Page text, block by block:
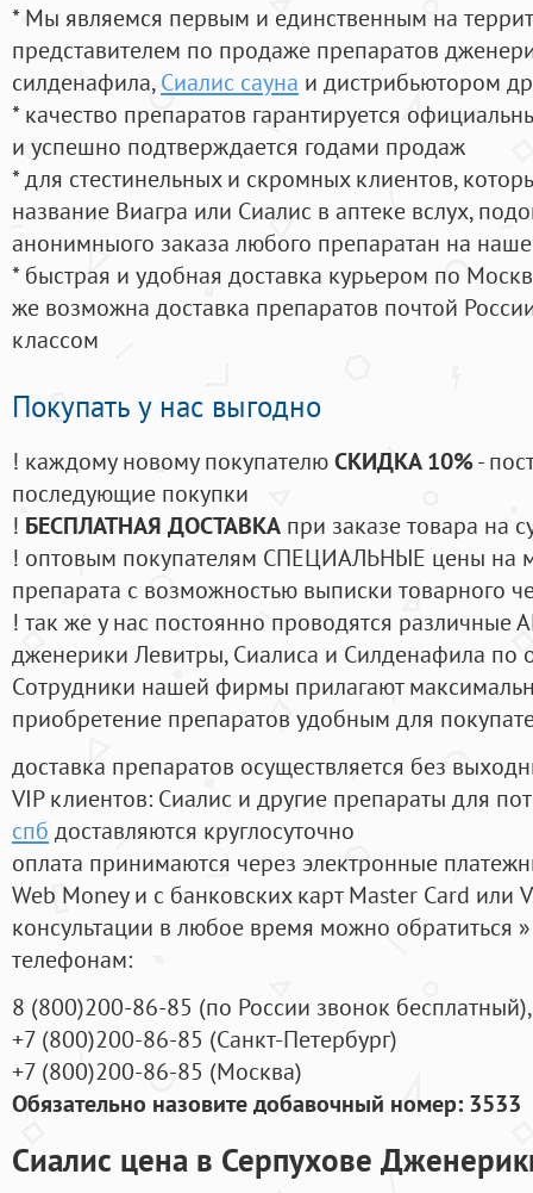
* Мы являемся первым и единственным на
представителем по продаже препаратов
силденафила, Сиалис сауна и дистрибьютором
* качество препаратов гарантируется
и успешно подтверждается годами продаж
* для стестинельных и скромных клиентов,
название Виагра или Сиалис в аптеке вслух,
анонимныого заказа любого препаратан на
* быстрая и удобная доставка курьером по
же возможна доставка препаратов почтой
классом
Покупать у нас выгодно
! каждому новому покупателюСКИДКА 10%-
последующие покупки
! БЕСПЛАТНАЯ ДОСТАВКА при заказе товара на
! оптовым покупателям СПЕЦИАЛЬНЫЕ цены на
препарата с возможностью выписки товарного
! так же у нас постоянно проводятся
дженерики Левитры, Сиалиса и Силденафила по
Cотрудники нашей фирмы прилагают
приобретение препаратов удобным для
доставка препаратов осуществляется без
VIP клиентов: Сиалис и другие препараты для
спб доставляются круглосуточно
оплата принимаются через электронные
Web Money и с банковских карт Master Card или
консультации в любое время можно обратиться
телефонам:
8 (800)200-86-85 (по России звонок бесплатный),
+7 (800)200-86-85 (Санкт-Петербург)
+7 (800)200-86-85 (Москва)
Обязательно назовите добавочный номер: 3533
Сиалис цена в Серпухове